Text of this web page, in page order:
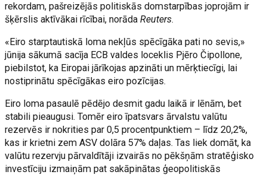
rekordam, pašreizējās politiskās domstarpības joprojām ir
šķērslis aktīvākai rīcībai, norādaReuters.
«Eiro starptautiskā loma nekļūs spēcīgāka pati no sevis,»
jūnija sākumā sacīja ECB valdes loceklis Pjēro Čipollone,
piebilstot, ka Eiropai jārīkojas apzināti un mērķtiecīgi, lai
nostiprinātu spēcīgākas eiro pozīcijas.
Eiro loma pasaulē pēdējo desmit gadu laikā ir lēnām, bet
stabili pieaugusi. Tomēr eiro īpatsvars ārvalstu valūtu
rezervēs ir nokrities par 0,5 procentpunktiem – līdz 20,2%,
kas ir krietni zem ASV dolāra 57% daļas. Tas liek domāt, ka
valūtu rezervju pārvaldītāji izvairās no pēkšņām stratēģisko
investīciju izmaiņām pat sakāpinātas ģeopolitiskās